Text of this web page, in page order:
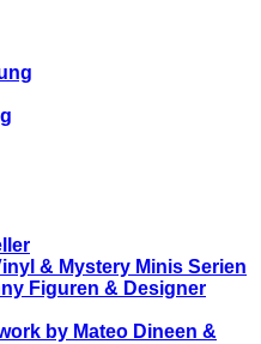
& Mystery Minis Serien
Figuren & Designer
by Mateo Dineen &